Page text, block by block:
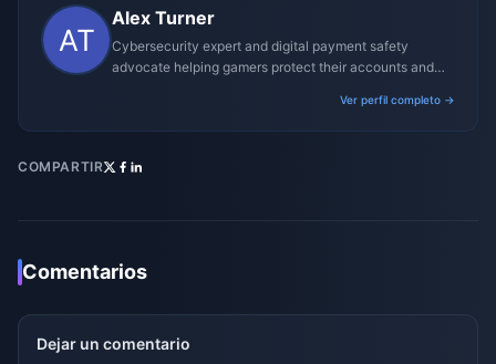
Alex Turner
Cybersecurity expert and digital payment safety
advocate helping gamers protect their accounts and
Ver perfil completo →
COMPARTIR
Comentarios
Dejar un comentario